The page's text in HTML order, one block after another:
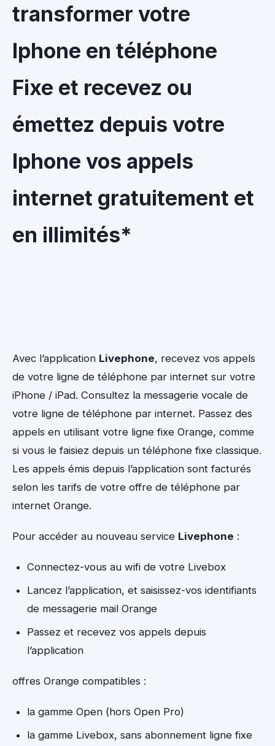
transformer votre
Iphone en téléphone
Fixe et recevez ou
émettez depuis votre
Iphone vos appels
internet gratuitement et
en illimités*
Avec l’application Livephone, recevez vos appels
de votre ligne de téléphone par internet sur votre
iPhone / iPad. Consultez la messagerie vocale de
votre ligne de téléphone par internet. Passez des
appels en utilisant votre ligne fixe Orange, comme
si vous le faisiez depuis un téléphone fixe classique.
Les appels émis depuis l’application sont facturés
selon les tarifs de votre offre de téléphone par
internet Orange.
Pour accéder au nouveau service Livephone :
Connectez-vous au wifi de votre Livebox
Lancez l’application, et saisissez-vos identifiants
de messagerie mail Orange
Passez et recevez vos appels depuis
l’application
offres Orange compatibles :
la gamme Open (hors Open Pro)
la gamme Livebox, sans abonnement ligne fixe